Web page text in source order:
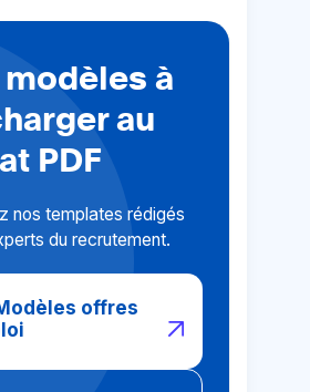
modèles à
au
PDF
nos templates rédigés
du recrutement.
offres